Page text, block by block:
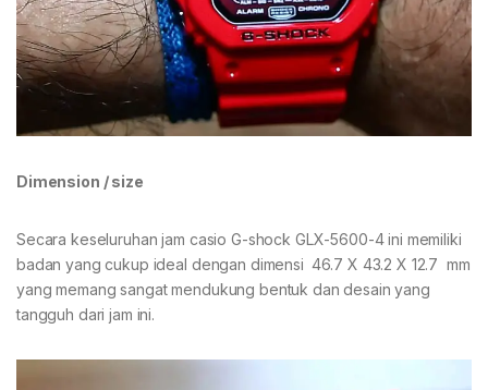
Dimension / size
Secara keseluruhan jam casio G-shock GLX-5600-4 ini memiliki
badan yang cukup ideal dengan dimensi 46.7 X 43.2 X 12.7 mm
yang memang sangat mendukung bentuk dan desain yang
tangguh dari jam ini.